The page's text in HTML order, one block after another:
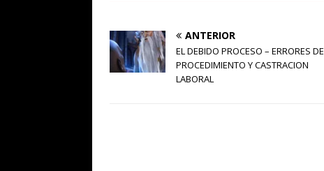
ANTERIOR
EL DEBIDO PROCESO – ERRORES DE
PROCEDIMIENTO Y CASTRACION
LABORAL